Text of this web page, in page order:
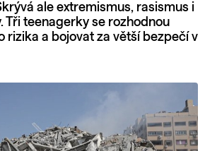
ale extremismus, rasismus i
Tři teenagerky se rozhodnou
rizika a bojovat za větší bezpečí v